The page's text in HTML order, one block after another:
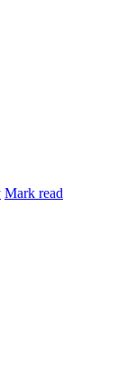
Mark read